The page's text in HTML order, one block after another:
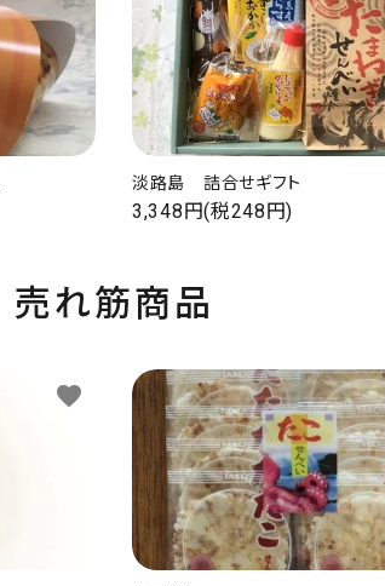
淡路島 詰合せギフト
3,348円(税248円)
売れ筋商品
favorite